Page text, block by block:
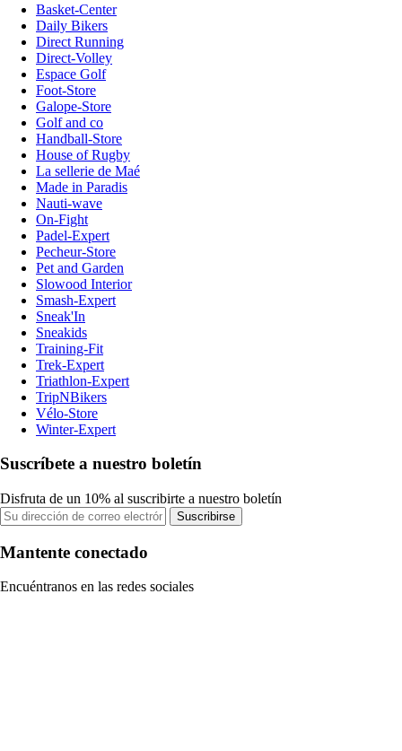
Basket-Center
Daily Bikers
Direct Running
Direct-Volley
Espace Golf
Foot-Store
Galope-Store
Golf and co
Handball-Store
House of Rugby
La sellerie de Maé
Made in Paradis
Nauti-wave
On-Fight
Padel-Expert
Pecheur-Store
Pet and Garden
Slowood Interior
Smash-Expert
Sneak'In
Sneakids
Training-Fit
Trek-Expert
Triathlon-Expert
TripNBikers
Vélo-Store
Winter-Expert
Suscríbete a nuestro boletín
Disfruta de un 10% al suscribirte a nuestro boletín
Suscribirse
Mantente conectado
Encuéntranos en las redes sociales